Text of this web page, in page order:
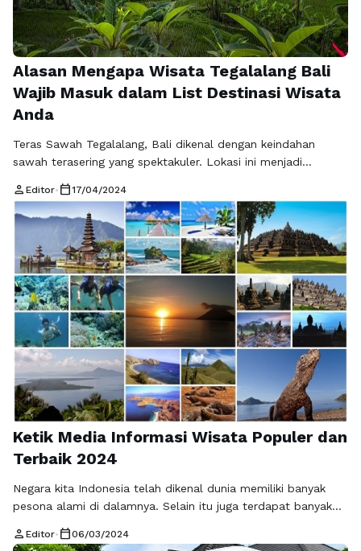
Alasan Mengapa Wisata Tegalalang Bali
Wajib Masuk dalam List Destinasi Wisata
Anda
Teras Sawah Tegalalang, Bali dikenal dengan keindahan
sawah terasering yang spektakuler. Lokasi ini menjadi
turis lokal maupun internasional. Terletak sekitar 10 km dari
Kota Ubud, Teras Sawah Tegalalang menjadi tempat yang
sangat instagramable dan menjadi incaran para wisatawan
untuk mengabadikan momen liburan mereka. Berikut ini
adalah alasan …Baca Selengkapnya
person Editor• calendar_today17/04/2024
Ketik Media Informasi Wisata Populer dan
Terbaik 2024
Negara kita Indonesia telah dikenal dunia memiliki banyak
pesona alami di dalamnya. Selain itu juga terdapat banyak
dan budayanya yang menjadi tujuan utama wisatawan dunia.
person Editor• calendar_today06/03/2024